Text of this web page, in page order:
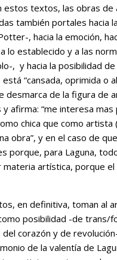
estos textos, las obras de
también portales hacia
, hacia la emoción,
lo establecido y a las
, y hacia la posibilidad
“cansada, oprimida o
desmarca de la figura de
y afirma: “me interesa mas
chica que como artista
obra”, y en el caso de
porque, para Laguna,
materia artística, porque
en definitiva, toman al
posibilidad -de trans/
del corazón y de
de la valentía de